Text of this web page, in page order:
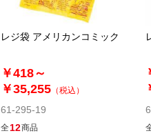
￥4,774
09月16日頃の出荷
送料無料
(8). 18×36[24]×横マチ11cm 西30
レジ袋 アメリカンコミック
￥418～
￥35,255 （税込）
61-295-19
全12商品